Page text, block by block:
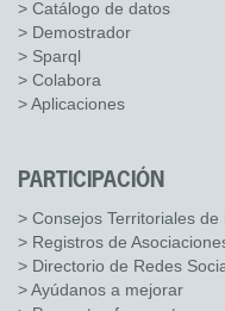
> Catálogo de datos
> Demostrador
> Sparql
> Colabora
> Aplicaciones
PARTICIPACIÓN
> Consejos Territoriales de
> Registros de
> Directorio de Redes
> Ayúdanos a mejorar